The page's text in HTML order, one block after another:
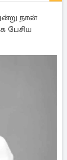
நான்
பேசிய